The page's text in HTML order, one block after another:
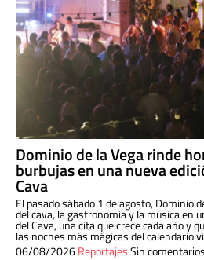
Dominio de la Vega rinde
burbujas en una nueva
Cava
El pasado sábado 1 de agosto, Dominio
del cava, la gastronomía y la música en
del Cava, una cita que crece cada año y
las noches más mágicas del calendario
06/08/2026ReportajesSin comentarios